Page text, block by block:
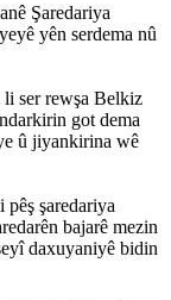
Şaredariya
yên serdema nû
ser rewşa Belkiz
got dema
û jiyankirina wê
şaredariya
bajarê mezin
daxuyaniyê bidin